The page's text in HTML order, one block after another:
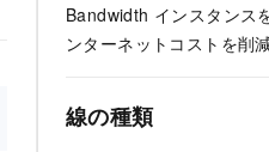
Bandwidth インスタンス
ンターネットコストを削
線の種類